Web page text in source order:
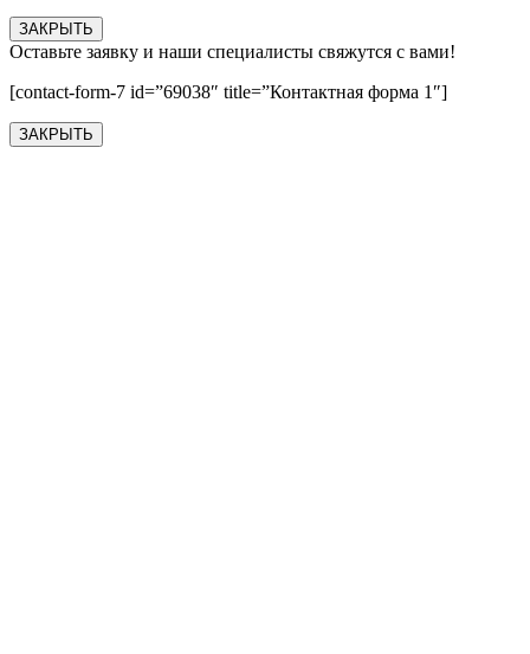
ЗАКРЫТЬ
Оставьте заявку и наши специалисты свяжутся с вами!
[contact-form-7 id=”69038″ title=”Контактная форма 1″]
ЗАКРЫТЬ